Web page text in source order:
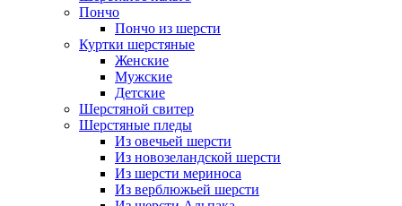
Пончо
Пончо из шерсти
Куртки шерстяные
Женские
Мужские
Детские
Шерстяной свитер
Шерстяные пледы
Из овечьей шерсти
Из новозеландской шерсти
Из шерсти мериноса
Из верблюжьей шерсти